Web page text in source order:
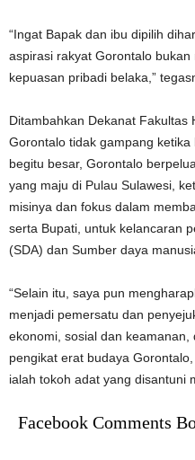
“Ingat Bapak dan ibu dipilih
aspirasi rakyat Gorontalo
kepuasan pribadi belaka,”
Ditambahkan Dekanat Fakultas
Gorontalo tidak gampang
begitu besar, Gorontalo
yang maju di Pulau Sulawesi,
misinya dan fokus dalam
serta Bupati, untuk kelancaran
(SDA) dan Sumber daya
“Selain itu, saya pun
menjadi pemersatu dan
ekonomi, sosial dan
pengikat erat budaya
ialah tokoh adat yang disantuni
Facebook Comments